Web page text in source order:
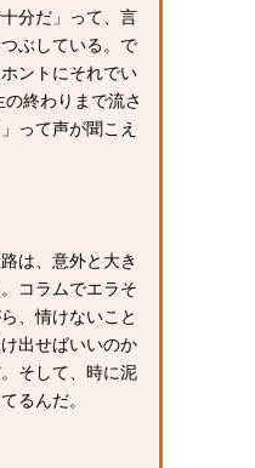
分だ」って、言
ぶしている。で
ントにそれでい
終わりまで流さ
って声が聞こえ
は、意外と大き
コラムでエラそ
、情けないこと
出せばいいのか
そして、時に泥
るんだ。